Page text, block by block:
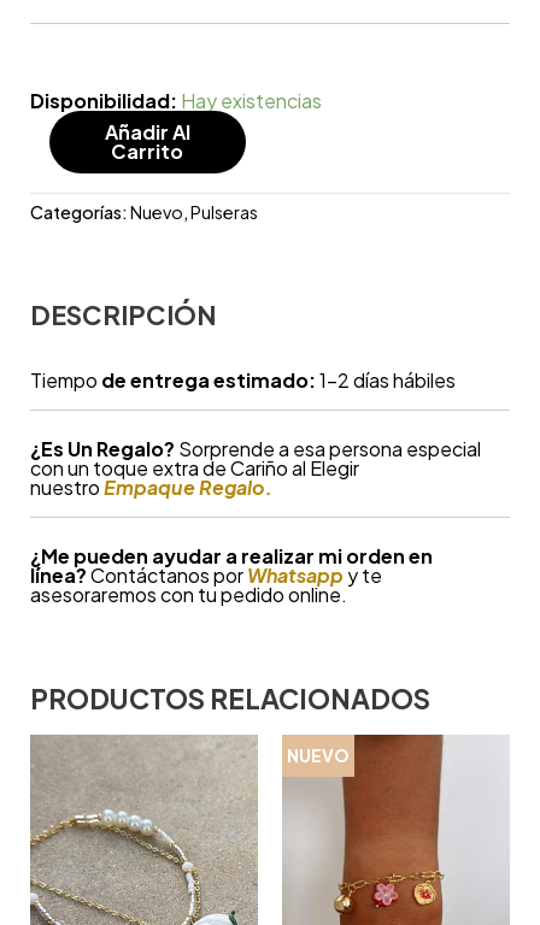
Disponibilidad: Hay existencias
Añadir Al
Carrito
Categorías:Nuevo,Pulseras
DESCRIPCIÓN
Tiempo de entrega estimado:1-2 días hábiles
¿Es Un Regalo? Sorprende a esa persona especial
con un toque extra de Cariño al Elegir
nuestroEmpaque Regalo.
¿Me pueden ayudar a realizar mi orden en
línea?Contáctanos por Whatsapp y te
asesoraremos con tu pedido online.
PRODUCTOS RELACIONADOS
NUEVO